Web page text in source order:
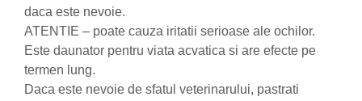
(8 produse)
Vet's Best (8 produse)
Vivil A. Muller GmbH & Co.Kg (22
produse)
daca este nevoie.
ATENTIE – poate cauza iritatii serioase ale ochilor.
Este daunator pentru viata acvatica si are efecte pe
termen lung.
Daca este nevoie de sfatul veterinarului, pastrati